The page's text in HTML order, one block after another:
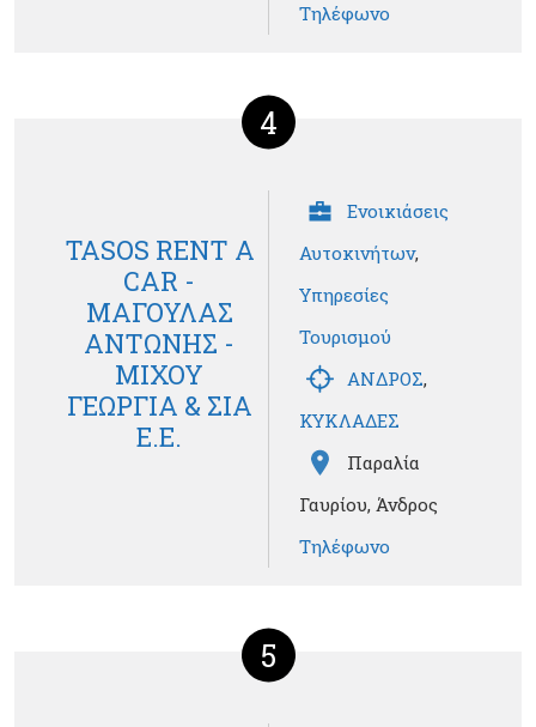
Τηλέφωνο
4
TASOS RENT A
CAR -
ΜΑΓΟΥΛΑΣ
ΑΝΤΩΝΗΣ -
ΜΙΧΟΥ
ΓΕΩΡΓΙΑ & ΣΙΑ
Ε.Ε.
Ενοικιάσεις
Αυτοκινήτων,
Υπηρεσίες
Τουρισμού
ΑΝΔΡΟΣ,
ΚΥΚΛΑΔΕΣ
Παραλία
Γαυρίου, Άνδρος
Τηλέφωνο
5